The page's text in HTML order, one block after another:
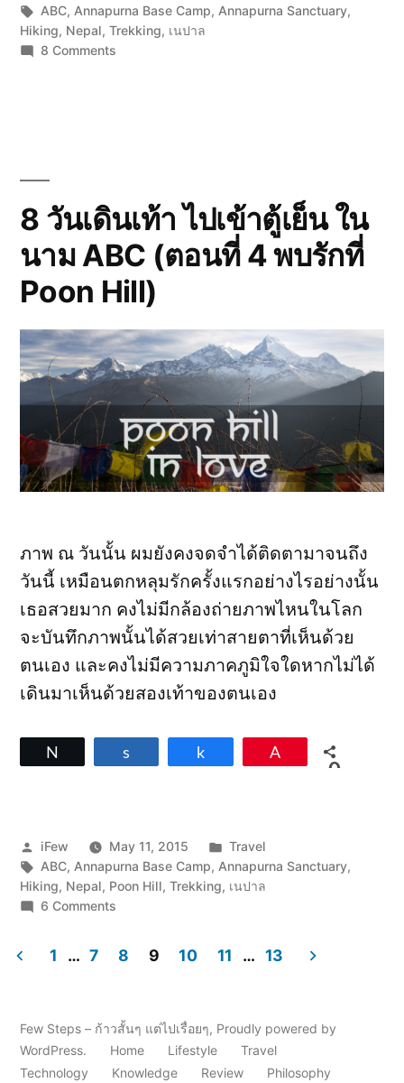
by
in
Tags:
ABC, Annapurna Base Camp, Annapurna Sanctuary,
Hiking, Nepal, Trekking, เนปาล
8 Comments
เย็น
ใน
นาม
ABC
(ตอน
ที่
5
รสชาติ
ชีวิต)
8 วันเดินเท้า ไปเข้าตู้เย็น ใน
นาม ABC (ตอนที่ 4 พบรักที่
Poon Hill)
ภาพ ณ วันนั้น ผมยังคงจดจำได้ติดตามาจนถึง
วันนี้ เหมือนตกหลุมรักครั้งแรกอย่างไรอย่างนั้น
เธอสวยมาก คงไม่มีกล้องถ่ายภาพไหนในโลก
จะบันทึกภาพนั้นได้สวยเท่าสายตาที่เห็นด้วย
ตนเอง และคงไม่มีความภาคภูมิใจใดหากไม่ได้
เดินมาเห็นด้วยสองเท้าของตนเอง
0
Posted
by
iFew May 11, 2015
Posted
in
Travel
Tags:
ABC, Annapurna Base Camp, Annapurna Sanctuary,
Hiking, Nepal, Poon Hill, Trekking, เนปาล
6 Comments
เดิน
เข้า
ตู้
pagination
1 … 7 8 9 10 11 … 13
Few Steps – ก้าวสั้นๆ แต่ไปเรื่อยๆ, Proudly powered by
WordPress.
Home Lifestyle
Travel
Technology
Knowledge Review Philosophy